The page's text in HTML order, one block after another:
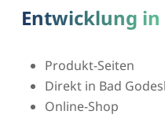
Entwicklung in
Produkt-Seiten
Direkt in Bad
Online-Shop